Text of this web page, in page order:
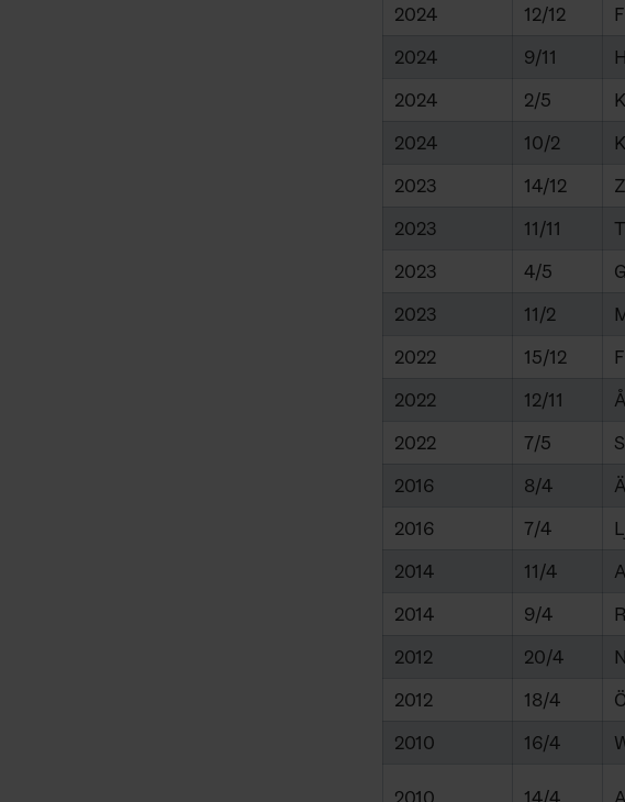
2024
12/12
2024
9/11
2024
2/5
2024
10/2
2023
14/12
2023
11/11
2023
4/5
2023
11/2
2022
15/12
2022
12/11
2022
7/5
2016
8/4
2016
7/4
2014
11/4
2014
9/4
2012
20/4
2012
18/4
2010
16/4